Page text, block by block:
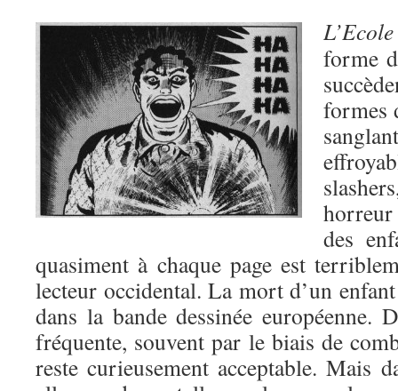
forme
formes
des
quasiment à chaque page est
lecteur occidental. La mort d’un
dans la bande dessinée européenne.
fréquente, souvent par le biais de
reste curieusement acceptable. Mais